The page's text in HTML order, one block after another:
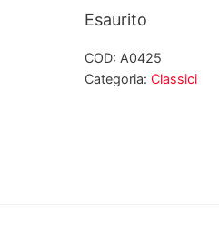
Esaurito
COD: A0425
Categoria: Classici